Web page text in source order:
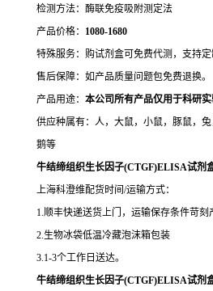
检测方法：酶联免疫吸附测定法
产品价格： 1080-1680
特殊服务：购试剂盒可免费代测，支持定
售后保障：如产品质量问题包免费退换。
产品用途： 本公司所有产品仅用于科研
供应种属有：人，大鼠，小鼠，豚鼠，
鹅等
牛结缔组织生长因子(CTGF)ELISA试剂
上海科澄维配货时间/运输方式：
1.顺丰快递送货上门，运输保存条件苛刻
2.生物冰袋低温冷藏泡沫箱包装
3.1-3个工作日送达。
牛结缔组织生长因子(CTGF)ELISA试剂